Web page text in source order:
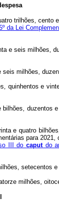
trilhões,
da Lei
e seis
milhões,
quinhentos e
e quatro
para
III docaputdo
setecentos
milhões,